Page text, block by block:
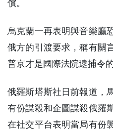
償。
烏克蘭一再表明與音樂廳
俄方的引渡要求，稱有關
普京才是國際法院逮捕令的
俄羅斯塔斯社日前報道，
有份謀殺和企圖謀殺俄羅
在社交平台表明當局有份